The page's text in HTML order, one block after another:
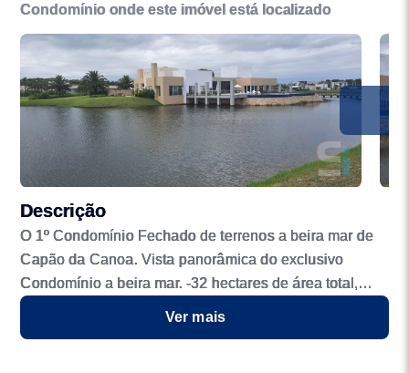
Condomínio onde este imóvel está localizado
Descrição
O 1º Condomínio Fechado de terrenos a beira mar de
Capão da Canoa. Vista panorâmica do exclusivo
Condomínio a beira mar. -32 hectares de área total,
com mais de 650m de frente a beira mar -289 lotes,
com áreas de 450 a 600m² -100% dos lotes não tem
Ver mais